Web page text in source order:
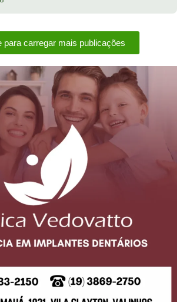
para carregar mais publicações